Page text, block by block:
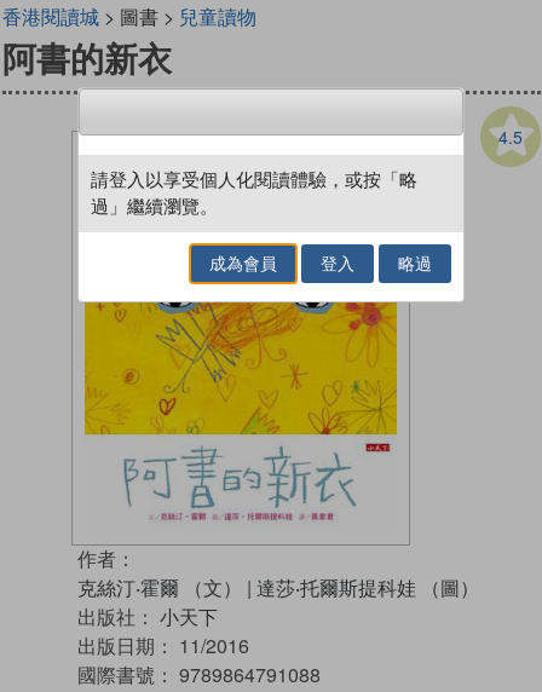
香港閱讀城> 圖書 > 兒童讀物
阿書的新衣
4.5
作者：
克絲汀‧霍爾 （文）
| 達莎‧托爾斯提科娃 （圖）
出版社： 小天下
出版日期： 11/2016
國際書號： 9789864791088
請登入以享受個人化閱讀體驗，或按「略
過」繼續瀏覽。
成為會員 登入 略過